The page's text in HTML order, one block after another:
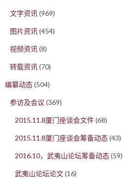
文字资讯(969)
图片资讯(454)
视频资讯(8)
转载资讯(70)
编纂动态(504)
参访及会议 (369)
2015.11.8厦门座谈会文件(68)
2015.11.8厦门座谈会筹备动态(43)
2016.10，武夷山论坛筹备动态(59)
武夷山论坛论文(16)